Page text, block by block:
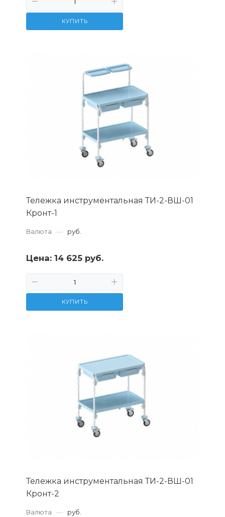
КУПИТЬ
Тележка инструментальная ТИ-2-ВШ-01
Кронт-1
Валюта — руб.
Цена: 14 625 руб.
КУПИТЬ
Тележка инструментальная ТИ-2-ВШ-01
Кронт-2
Валюта — руб.